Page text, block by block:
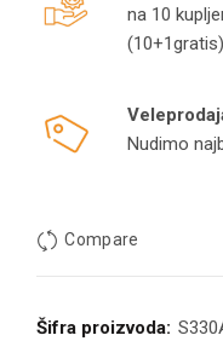
na 10
(10+1gratis)
Nudimo
Compare
Šifra proizvoda: